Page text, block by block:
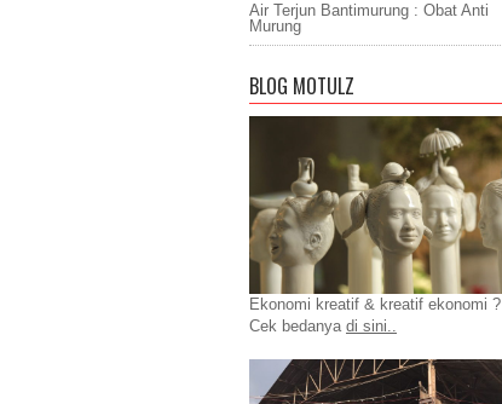
Air Terjun Bantimurung : Obat Anti
Murung
BLOG MOTULZ
Ekonomi kreatif & kreatif ekonomi ?
Cek bedanya di sini..